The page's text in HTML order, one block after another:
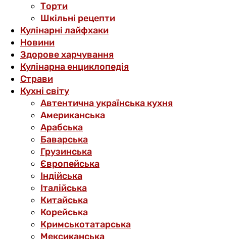
Торти
Шкільні рецепти
Кулінарні лайфхаки
Новини
Здорове харчування
Кулінарна енциклопедія
Страви
Кухні світу
Автентична українська кухня
Американська
Арабська
Баварська
Грузинська
Європейська
Індійська
Італійська
Китайська
Корейська
Кримськотатарська
Мексиканська